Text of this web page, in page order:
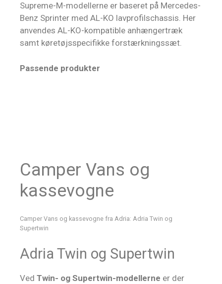
Supreme-M-modellerne er baseret på Mercedes-
Benz Sprinter med AL-KO lavprofilschassis. Her
anvendes AL-KO-kompatible anhængertræk
samt køretøjsspecifikke forstærkningssæt.
Passende produkter
Camper Vans og
kassevogne
Camper Vans og kassevogne fra Adria: Adria Twin og
Supertwin
Adria Twin og Supertwin
Ved Twin- og Supertwin-modellerne er der